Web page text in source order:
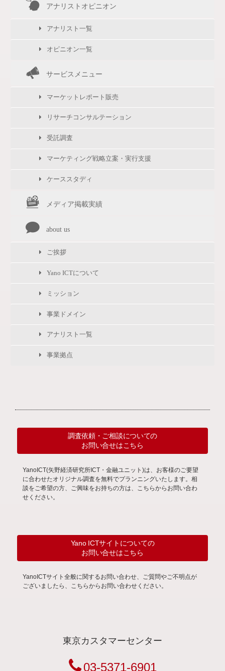
アナリストオピニオン
アナリスト一覧
オピニオン一覧
サービスメニュー
マーケットレポート販売
リサーチコンサルテーション
受託調査
マーケティング戦略立案・実行支援
ケーススタディ
メディア掲載実績
about us
ご挨拶
Yano ICTについて
ミッション
事業ドメイン
アナリスト一覧
事業拠点
調査依頼・ご相談についての
お問い合せはこちら
YanoICT(矢野経済研究所ICT・金融ユニット)は、お客様のご要望
に合わせたオリジナル調査を無料でプランニングいたします。相
談をご希望の方、ご興味をお持ちの方は、こちらからお問い合わ
せください。
Yano ICTサイトについての
お問い合せはこちら
YanoICTサイト全般に関するお問い合わせ、ご質問やご不明点が
ございましたら、こちらからお問い合わせください。
東京カスタマーセンター
03-5371-6901